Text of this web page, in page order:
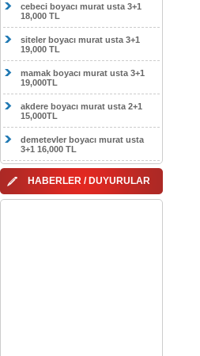
cebeci boyacı murat usta 3+1
18,000 TL
siteler boyacı murat usta 3+1
19,000 TL
mamak boyacı murat usta 3+1
19,000TL
akdere boyacı murat usta 2+1
15,000TL
demetevler boyacı murat usta
3+1 16,000 TL
HABERLER / DUYURULAR